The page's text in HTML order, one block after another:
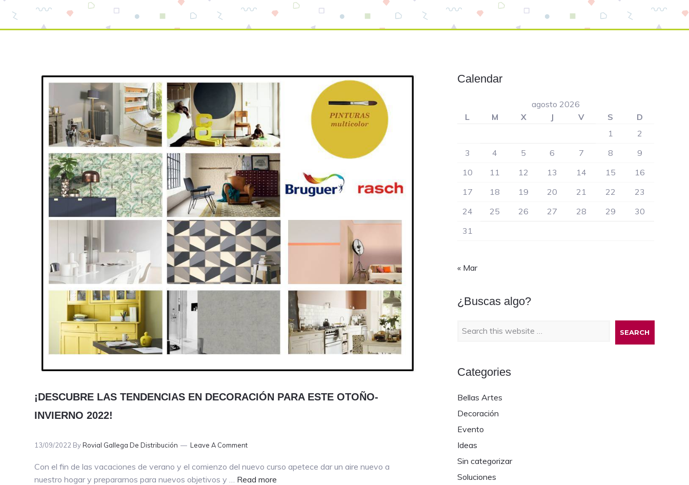
¡DESCUBRE LAS TENDENCIAS EN DECORACIÓN PARA ESTE OTOÑO-
INVIERNO 2022!
13/09/2022 ByRovial Gallega De Distribución Leave A Comment
Con el fin de las vacaciones de verano y el comienzo del nuevo curso apetece dar un aire nuevo a
nuestro hogar y prepararnos para nuevos objetivos y … Read more
Primary
Calendar
agosto 2026
L
M X J V S
D
1
2
3
4 5 6 7 8
9
10
11 12 13 14 15
16
17
18 19 20 21 22
23
24
25 26 27 28 29
30
31
« Mar
¿Buscas algo?
Search
Categories
Bellas Artes
Decoración
Evento
Ideas
Sin categorizar
Soluciones